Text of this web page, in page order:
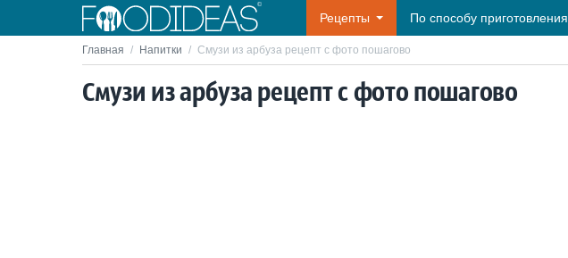
Рецепты По способу приготовления
Главная / Напитки / Смузи из арбуза рецепт с фото пошагово
Смузи из арбуза рецепт с фото пошагово